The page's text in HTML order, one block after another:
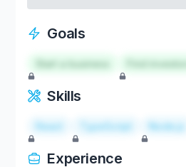
Goals
Start a business
Skills
React TypeScript Node.js
Experience